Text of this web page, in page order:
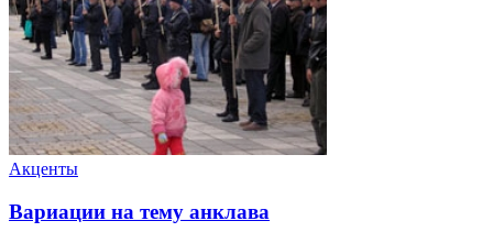
Акценты
Вариации на тему анклава